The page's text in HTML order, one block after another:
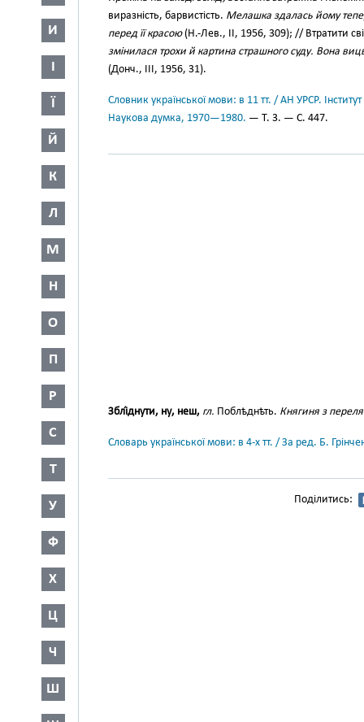
И
І
Ї
Й
К
Л
М
Н
О
П
Р
С
Т
У
Ф
Х
Ц
Ч
Ш
виразність, барвистість. Мелашка здалась йому
перед її красою(Н.-Лев., II, 1956, 309); // Втратити
змінилася трохи й картина страшного суду. Вона
(Донч., III, 1956, 31).
Словник української мови: в 11 тт. / АН УРСР.
Наукова думка, 1970—1980. — Т. 3. — С. 447.
Зблі́днути, ну, неш, гл. Поблѣднѣть. Княгиня з
Словарь української мови: в 4-х тт. / За ред. Б.
Поділитись: